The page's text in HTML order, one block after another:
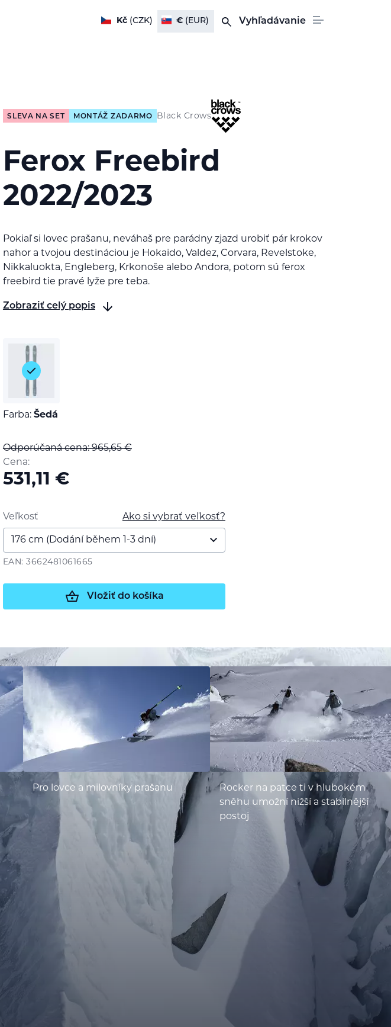
Kč(CZK) € (EUR) Vyhľadávanie
SLEVA NA SET MONTÁŽ ZADARMO Black Crows
Ferox Freebird
2022/2023
Pokiaľ si lovec prašanu, neváhaš pre parádny zjazd urobiť pár krokov
nahor a tvojou destináciou je Hokaido, Valdez, Corvara, Revelstoke,
Nikkaluokta, Engleberg, Krkonoše alebo Andora, potom sú ferox
freebird tie pravé lyže pre teba.
Zobraziť celý popis
Farba: Šedá
Odporúčaná cena: 965,65€
Cena:
531,11 €
Ako si vybrať veľkosť?
Veľkosť
EAN: 3662481061665
Vložiť do košíka
Pro lovce a milovníky prašanu
Rocker na patce ti v hlubokém
sněhu umožní nižší a stabilnější
postoj